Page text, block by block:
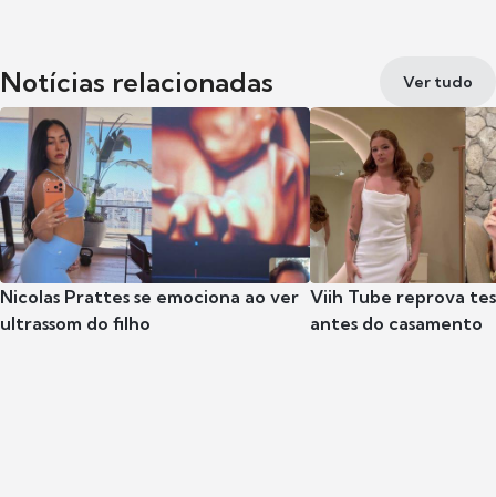
Notícias relacionadas Ver tudo
Nicolas Prattes se emociona ao ver
ultrassom do filho
Viih Tube reprova
antes do casamento